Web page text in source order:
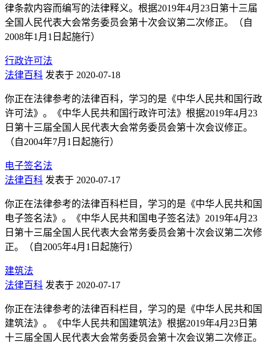
律条款内容而编写的法律释义。根据2019年4月23日第十三届
全国人民代表大会常务委员会第十次会议第二次修正。（自
2008年1月1日起施行）
行政许可法
法律百科 发表于 2020-07-18
你正在法律参考的法律百科，学习的是《中华人民共和国行政
许可法》。《中华人民共和国行政许可法》根据2019年4月23
日第十三届全国人民代表大会常务委员会第十次会议修正。
（自2004年7月1日起施行）
电子签名法
法律百科 发表于 2020-07-17
你正在法律参考的法律百科栏目，学习的是《中华人民共和国
电子签名法》。《中华人民共和国电子签名法》2019年4月23
日第十三届全国人民代表大会常务委员会第十次会议第二次修
正。（自2005年4月1日起施行）
建筑法
法律百科 发表于 2020-07-17
你正在法律参考的法律百科栏目，学习的是《中华人民共和国
建筑法》。《中华人民共和国建筑法》根据2019年4月23日第
十三届全国人民代表大会常务委员会第十次会议第二次修正。